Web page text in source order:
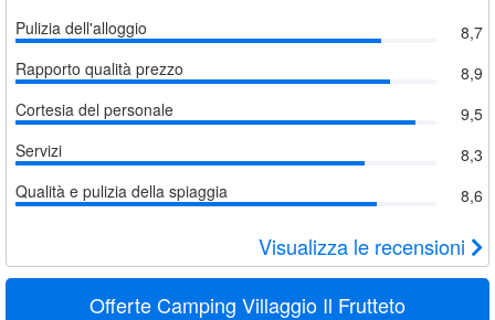
Pulizia dell'alloggio
8,7
Rapporto qualità prezzo
8,9
Cortesia del personale
9,5
Servizi
8,3
Qualità e pulizia della spiaggia
8,6
Visualizza le recensioni
Offerte Camping Villaggio Il Frutteto